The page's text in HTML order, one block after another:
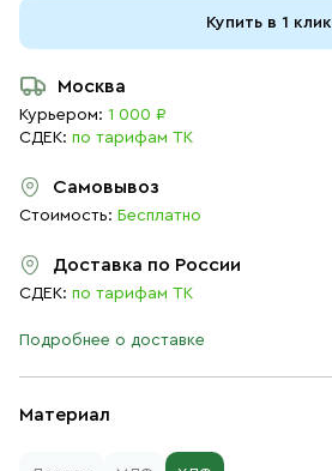
Материал
Купить в 1 клик
Москва
Курьером: 1 000 ₽
СДЕК: по тарифам ТК
Самовывоз
Стоимость: Бесплатно
Доставка по России
СДЕК: по тарифам ТК
Подробнее о доставке